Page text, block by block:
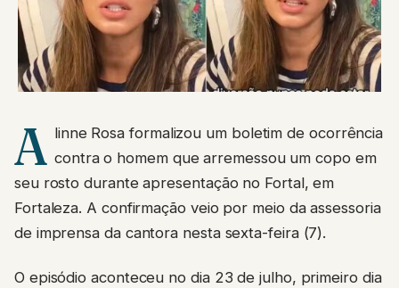
A linne Rosa formalizou um boletim de ocorrência
contra o homem que arremessou um copo em
seu rosto durante apresentação no Fortal, em
Fortaleza. A confirmação veio por meio da assessoria
de imprensa da cantora nesta sexta-feira (7).
O episódio aconteceu no dia 23 de julho, primeiro dia